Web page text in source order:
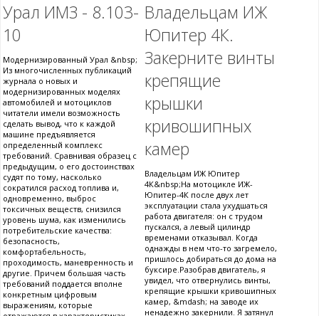
Урал ИМЗ - 8.103-
10
Модернизированный Урал &nbsp;
Из многочисленных публикаций
журнала о новых и
модернизированных моделях
автомобилей и мотоциклов
читатели имели возможность
сделать вывод, что к каждой
машине предъявляется
определенный комплекс
требований. Сравнивая образец с
предыдущим, о его достоинствах
судят по тому, насколько
сократился расход топлива и,
одновременно, выброс
токсичных веществ, снизился
уровень шума, как изменились
потребительские качества:
безопасность,
комфортабельность,
проходимость, маневренность и
другие. Причем большая часть
требований поддается вполне
конкретным цифровым
выражениям, которые
Владельцам ИЖ
Юпитер 4К.
Закерните винты
крепящие
крышки
кривошипных
камер
Владельцам ИЖ Юпитер
4К&nbsp;На мотоцикле ИЖ-
Юпитер-4К после двух лет
эксплуатации стала ухудшаться
работа двигателя: он с трудом
пускался, а левый цилиндр
временами отказывал. Когда
однажды в нем что-то загремело,
пришлось добираться до дома на
буксире.Разобрав двигатель, я
увидел, что отвернулись винты,
крепящие крышки кривошипных
камер, &mdash; на заводе их
ненадежно закернили. Я затянул